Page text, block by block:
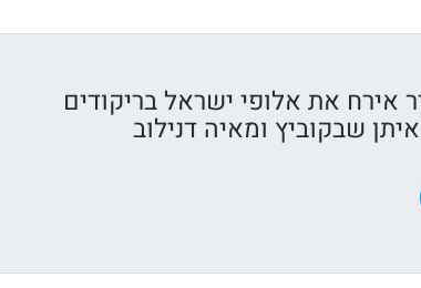
אירח את אלופי ישראל בריקודים
שבקוביץ ומאיה דנילוב